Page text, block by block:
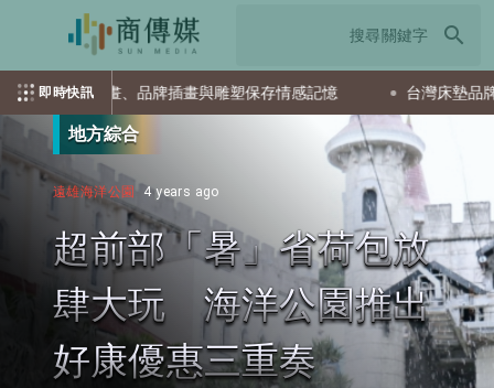
search
即時快訊
、品牌插畫與雕塑保存情感記憶 台灣床墊品牌「橘家床墊」
地方綜合
遠雄海洋公園 4 years ago
超前部「暑」省荷包放
肆大玩 海洋公園推出
好康優惠三重奏